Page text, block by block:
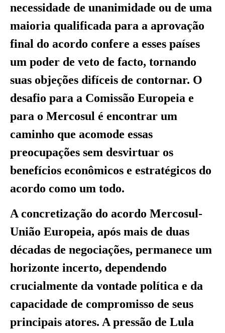
necessidade de unanimidade ou de uma
maioria qualificada para a aprovação
final do acordo confere a esses países
um poder de veto de facto, tornando
suas objeções difíceis de contornar. O
desafio para a Comissão Europeia e
para o Mercosul é encontrar um
caminho que acomode essas
preocupações sem desvirtuar os
benefícios econômicos e estratégicos do
acordo como um todo.
A concretização do acordo Mercosul-
União Europeia, após mais de duas
décadas de negociações, permanece um
horizonte incerto, dependendo
crucialmente da vontade política e da
capacidade de compromisso de seus
principais atores. A pressão de Lula